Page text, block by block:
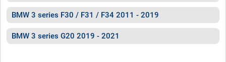
BMW 3 series F30 / F31 / F34 2011 - 2019
BMW 3 series G20 2019 - 2021